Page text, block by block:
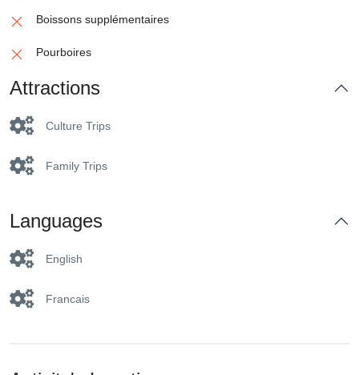
Boissons supplémentaires
Pourboires
Attractions
Culture Trips
Family Trips
Languages
English
Francais